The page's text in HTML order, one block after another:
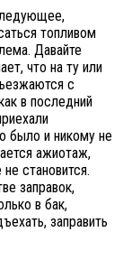
топливом
Давайте
что на ту или
с
в последний
было и никому не
ажиотаж,
становится.
заправок,
в бак,
заправить